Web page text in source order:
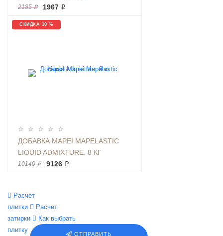
2185 ₽ 1967 ₽
СКИДКА 10 %
ДОБАВКА MAPEI MAPELASTIC
LIQUID ADMIXTURE, 8 КГ
10140 ₽ 9126 ₽
Расчет
плитки
Расчет
затирки
Как выбрать
плитку
ОТПРАВИТЬ